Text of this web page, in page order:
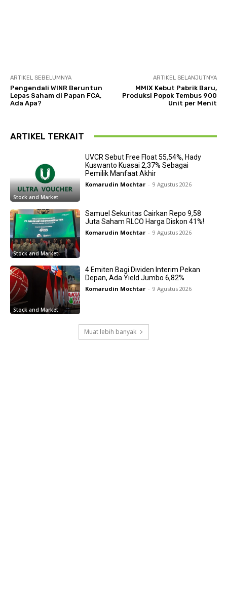
ARTIKEL SEBELUMNYA
Pengendali WINR Beruntun
Lepas Saham di Papan FCA,
Ada Apa?
ARTIKEL SELANJUTNYA
MMIX Kebut Pabrik Baru,
Produksi Popok Tembus 900
Unit per Menit
ARTIKEL TERKAIT
Stock and Market
UVCR Sebut Free Float 55,54%, Hady
Kuswanto Kuasai 2,37% Sebagai
Pemilik Manfaat Akhir
Komarudin Mochtar - 9 Agustus 2026
Stock and Market
Samuel Sekuritas Cairkan Repo 9,58
Juta Saham RLCO Harga Diskon 41%!
Komarudin Mochtar - 9 Agustus 2026
Stock and Market
4 Emiten Bagi Dividen Interim Pekan
Depan, Ada Yield Jumbo 6,82%
Komarudin Mochtar - 9 Agustus 2026
Muat lebih banyak